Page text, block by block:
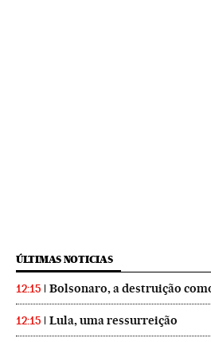
ÚLTIMAS NOTICIAS
12:15 Bolsonaro, a destruição
12:15 Lula, uma ressurreição